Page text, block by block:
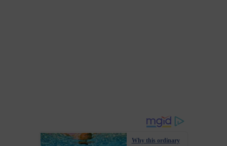
Why this ordinary